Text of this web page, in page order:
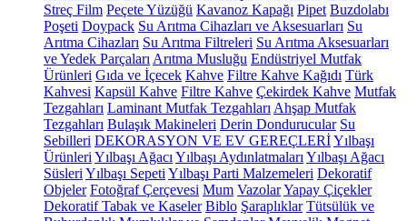
Streç Film Peçete Yüzüğü Kavanoz Kapağı Pipet Buzdolabı
Poşeti Doypack Su Arıtma Cihazları ve Aksesuarları Su
Arıtma Cihazları Su Arıtma Filtreleri Su Arıtma Aksesuarları
ve Yedek Parçaları Arıtma Musluğu Endüstriyel Mutfak
Ürünleri Gıda ve İçecek Kahve Filtre Kahve Kağıdı Türk
Kahvesi Kapsül Kahve Filtre Kahve Çekirdek Kahve Mutfak
Tezgahları Laminant Mutfak Tezgahları Ahşap Mutfak
Tezgahları Bulaşık Makineleri Derin Dondurucular Su
Sebilleri DEKORASYON VE EV GEREÇLERİYılbaşı
Ürünleri Yılbaşı Ağacı Yılbaşı Aydınlatmaları Yılbaşı Ağacı
Süsleri Yılbaşı Sepeti Yılbaşı Parti Malzemeleri Dekoratif
Objeler Fotoğraf Çerçevesi Mum VazolarYapay Çiçekler
Dekoratif Tabak ve Kaseler Biblo Şaraplıklar Tütsülük ve